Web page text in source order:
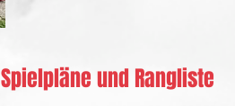
Spielpläne und Rangliste